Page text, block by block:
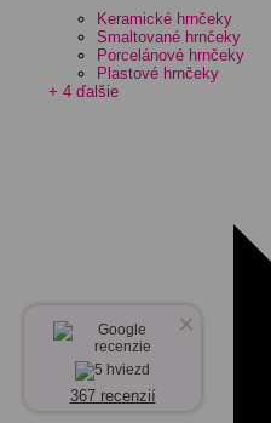
Keramické hrnčeky
Smaltované hrnčeky
Porcelánové hrnčeky
Plastové hrnčeky
+ 4 ďalšie
×
367 recenzií